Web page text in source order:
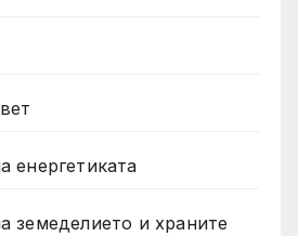
енергетиката
земеделието и храните